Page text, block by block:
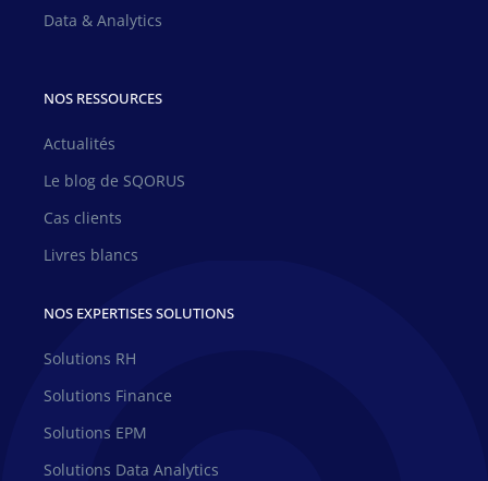
Data & Analytics
NOS RESSOURCES
Actualités
Le blog de SQORUS
Cas clients
Livres blancs
NOS EXPERTISES SOLUTIONS
Solutions RH
Solutions Finance
Solutions EPM
Solutions Data Analytics